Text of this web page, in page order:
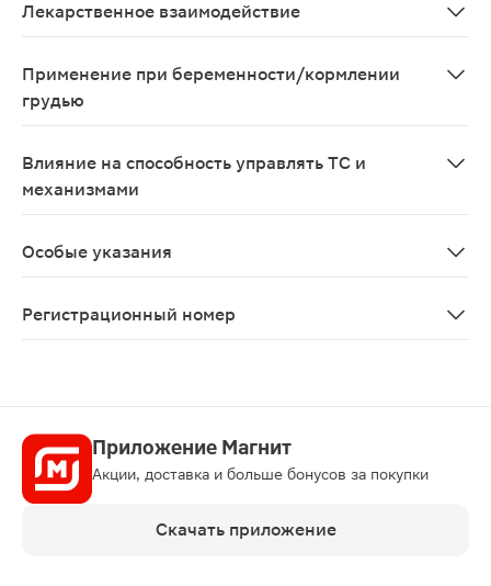
Лекарственное взаимодействие
Применение при беременности/кормлении
грудью
Влияние на способность управлять ТС и
механизмами
Особые указания
Регистрационный номер
Приложение Магнит
Акции, доставка и больше бонусов за покупки
Скачать приложение